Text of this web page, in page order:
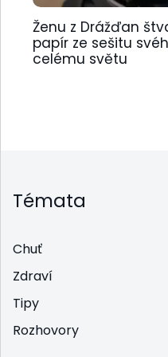
Ženu z Drážďan
papír ze sešitu
celému světu
Témata
Chuť
Zdraví
Tipy
Rozhovory